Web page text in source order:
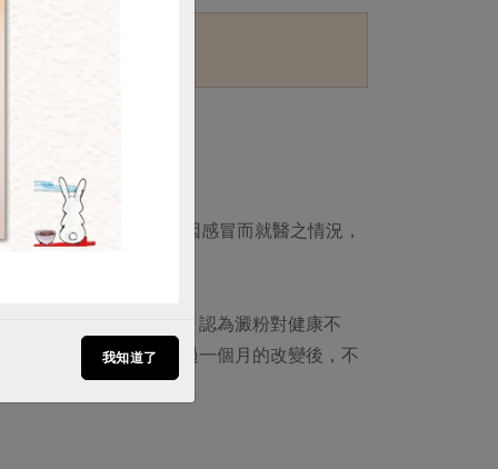
例。
0分，合併近三個月因感冒而就醫之情況，
到外界錯誤資訊影響，認為澱粉對健康不
也願意調整飲食，經過一個月的改變後，不
而時常就醫。
我知道了